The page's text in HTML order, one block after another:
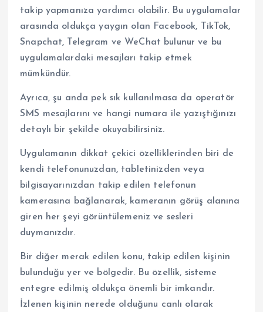
takip yapmanıza yardımcı olabilir. Bu uygulamalar
arasında oldukça yaygın olan Facebook, TikTok,
Snapchat, Telegram ve WeChat bulunur ve bu
uygulamalardaki mesajları takip etmek
mümkündür.
Ayrıca, şu anda pek sık kullanılmasa da operatör
SMS mesajlarını ve hangi numara ile yazıştığınızı
detaylı bir şekilde okuyabilirsiniz.
Uygulamanın dikkat çekici özelliklerinden biri de
kendi telefonunuzdan, tabletinizden veya
bilgisayarınızdan takip edilen telefonun
kamerasına bağlanarak, kameranın görüş alanına
giren her şeyi görüntülemeniz ve sesleri
duymanızdır.
Bir diğer merak edilen konu, takip edilen kişinin
bulunduğu yer ve bölgedir. Bu özellik, sisteme
entegre edilmiş oldukça önemli bir imkandır.
İzlenen kişinin nerede olduğunu canlı olarak